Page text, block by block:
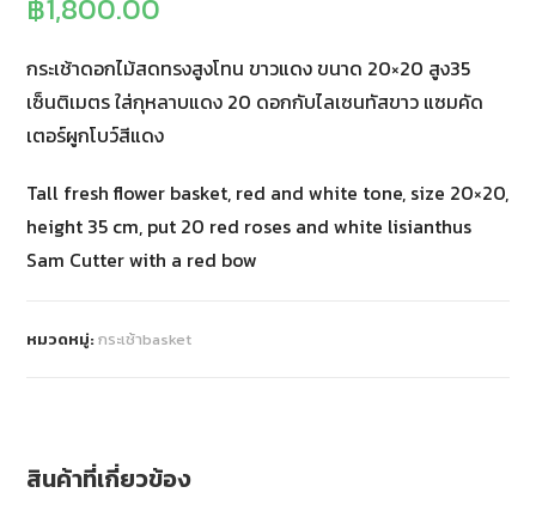
฿1,800.00
กระเช้าดอกไม้สดทรงสูงโทน ขาวแดง ขนาด 20×20 สูง35
เซ็นติเมตร ใส่กุหลาบแดง 20 ดอกกับไลเซนทัสขาว แซมคัด
เตอร์ผูกโบว์สีแดง
Tall fresh flower basket, red and white tone, size 20×20,
height 35 cm, put 20 red roses and white lisianthus
Sam Cutter with a red bow
หมวดหมู่:กระเช้าbasket
สินค้าที่เกี่ยวข้อง